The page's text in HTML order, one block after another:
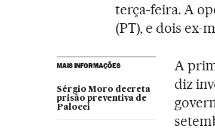
terça-feira. A
(PT), e dois ex-
MAIS INFORMAÇÕES
Sérgio Moro decreta
prisão preventiva de
Palocci
A
diz